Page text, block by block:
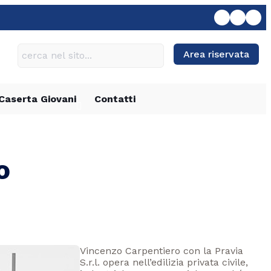
Area riservata
Giovani Contatti
Vincenzo Carpentiero con la Pravia
S.r.l. opera nell’edilizia privata civile,